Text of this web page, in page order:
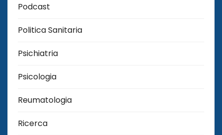
Podcast
Politica Sanitaria
Psichiatria
Psicologia
Reumatologia
Ricerca